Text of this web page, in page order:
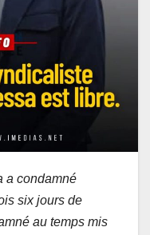
a condamné
six jours de
au temps mis